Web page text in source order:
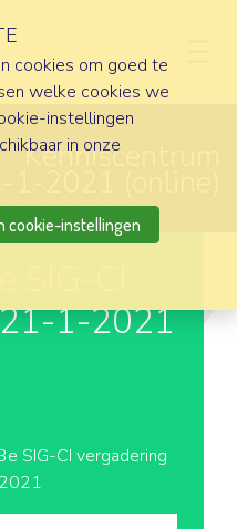
Kenniscentrum
2021 (online)
CI
1-2021
SIG-CI vergadering
cookies om goed te
welke cookies we
instellingen
in onze
cookie-instellingen